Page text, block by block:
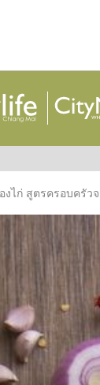
ไก่ สูตรครอบครัว